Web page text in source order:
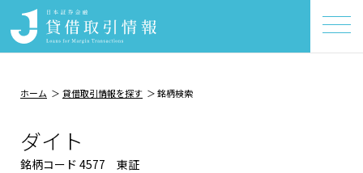
ホーム 貸借取引情報を探す 銘柄検索
ダイト
銘柄コード 4577 東証